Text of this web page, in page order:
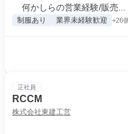
何かしらの営業経験/販売...
制服あり 業界未経験歓迎 +26
正社員
RCCM
株式会社東建工営